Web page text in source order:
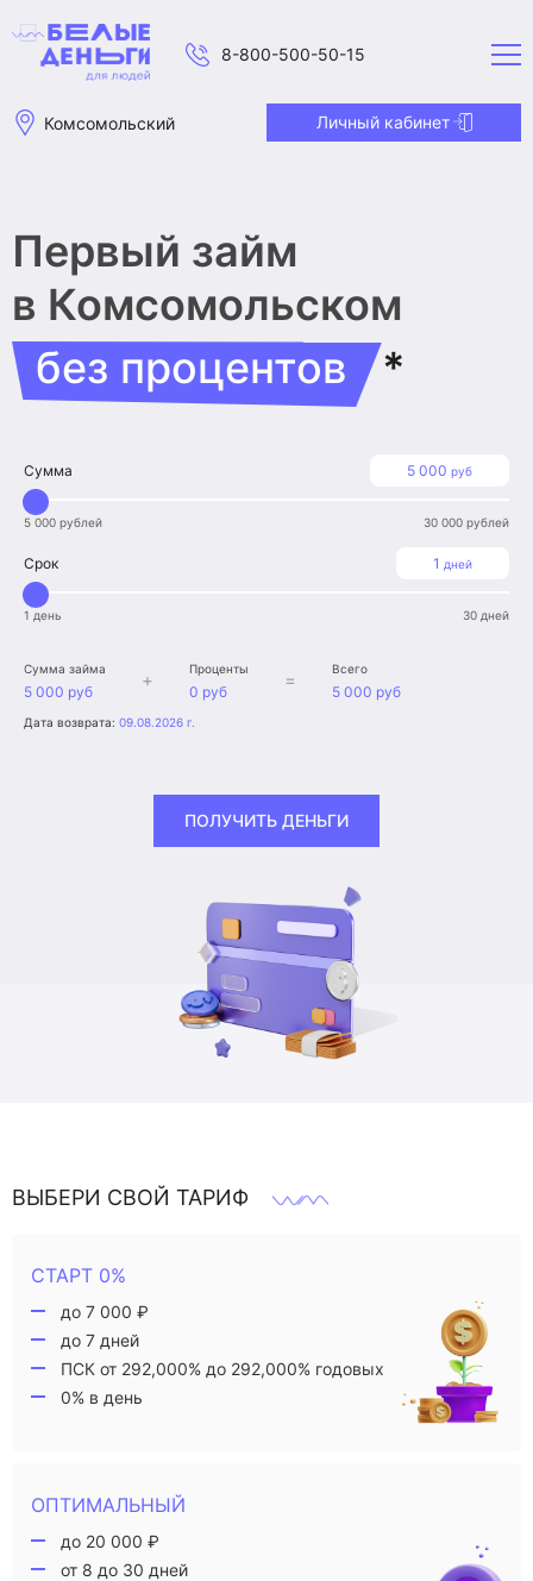
8-800-500-50-15
Комсомольский Личный кабинет
Первый займ
в Комсомольском
без процентов
*
5 000 руб
Сумма
5 000 рублей 30 000 рублей
1 дней
Срок
1 день 30 дней
Сумма займа
5 000 руб
+ Проценты
0 руб
= Всего
5 000 руб
Дата возврата: 09.08.2026 г.
ПОЛУЧИТЬ ДЕНЬГИ
ВЫБЕРИ СВОЙ ТАРИФ
СТАРТ 0%
до 7 000 ₽
до 7 дней
ПСК от 292,000% до 292,000% годовых
0% в день
ОПТИМАЛЬНЫЙ
до 20 000 ₽
от 8 до 30 дней